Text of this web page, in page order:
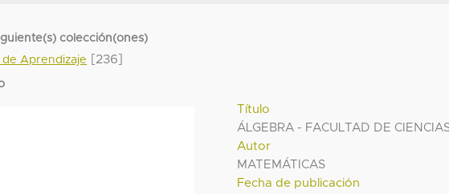
colección(ones)
de Aprendizaje
[236]
Título
ÁLGEBRA - FACULTAD DE
Autor
MATEMÁTICAS
Fecha de publicación